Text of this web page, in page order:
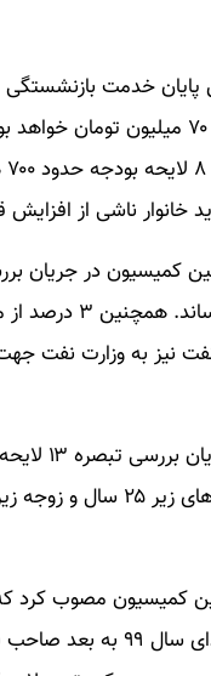
گرفت. همچنین سقف حقوق خالص
ناشی از افزایش
ملی از محل فروش
فروش نفت نیز به
زارع با
کمیسیون مصوب کرد